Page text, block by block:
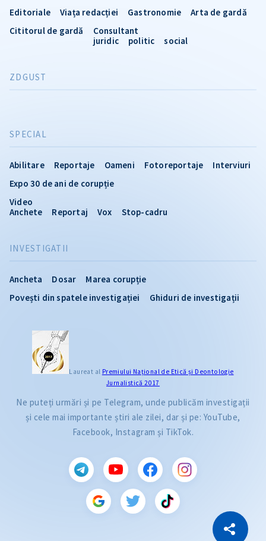
Copiază Link
INVESTIGATII
Ancheta Dosar
Marea corupție
Povești din spatele investigației
Ghiduri de investigații
SPECIAL
Abilitare Reportaje Oameni Fotoreportaje
Interviuri
Expo 30 de ani de corupție
Video
Anchete
Reportaj Vox Stop-cadru
Editoriale
Viața redacției Gastronomie
Arta de gardă
Cititorul de gardă
Consultant
juridic
politic social
ZDGUST
Laureat al Premiului Naţional de Etică și Deontologie
Jurnalistică 2017
Ne puteți urmări și pe Telegram, unde publicăm investigații
și cele mai importante știri ale zilei, dar și pe: YouTube,
Facebook, Instagram și TikTok.